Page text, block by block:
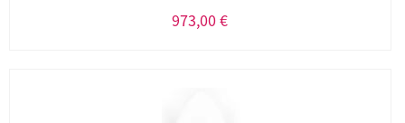
973,00 €